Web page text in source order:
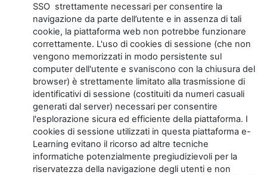
SSO strettamente necessari per consentire la
navigazione da parte dell’utente e in assenza di tali
cookie, la piattaforma web non potrebbe funzionare
correttamente. L'uso di cookies di sessione (che non
vengono memorizzati in modo persistente sul
computer dell'utente e svaniscono con la chiusura del
browser) è strettamente limitato alla trasmissione di
identificativi di sessione (costituiti da numeri casuali
generati dal server) necessari per consentire
l'esplorazione sicura ed efficiente della piattaforma. I
cookies di sessione utilizzati in questa piattaforma e-
Learning evitano il ricorso ad altre tecniche
informatiche potenzialmente pregiudizievoli per la
riservatezza della navigazione degli utenti e non